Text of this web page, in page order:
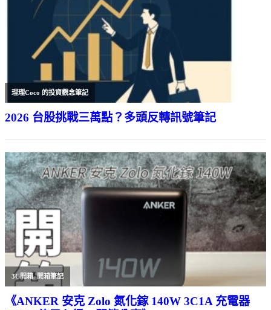
理理Coco 的投資觀念筆記
2026 台股挑戰三萬點？多頭反轉訊號筆記
3C開箱,開箱筆記
《ANKER 安克 Zolo 氮化鎵 140W 3C1A 充電器